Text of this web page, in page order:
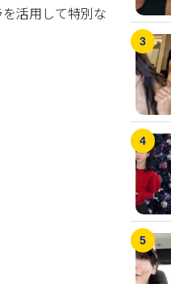
活用して特別な